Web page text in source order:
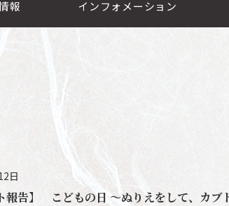
報 インフォメーション
日
報告】 こどもの日 ～ぬりえをして、カブ